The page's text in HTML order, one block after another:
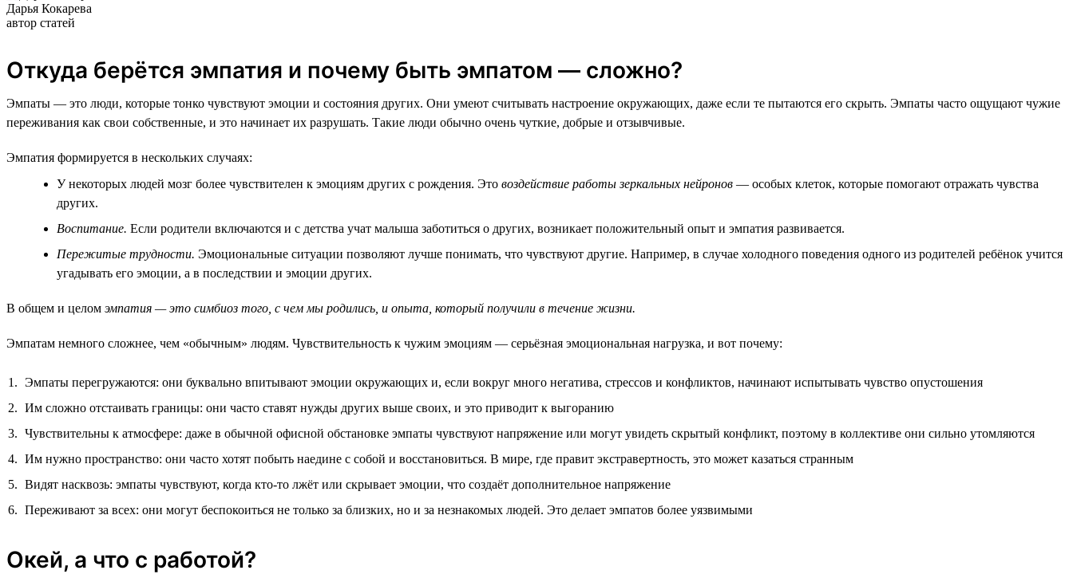
Дарья Кокарева
автор статей
Откуда берётся эмпатия и почему быть эмпатом — сложно?
Эмпаты — это люди, которые тонко чувствуют эмоции и состояния других. Они умеют считывать настроение окружающих, даже если те пытаются его скрыть. Эмпаты часто ощущают чужие
переживания как свои собственные, и это начинает их разрушать. Такие люди обычно очень чуткие, добрые и отзывчивые.
Эмпатия формируется в нескольких случаях:
У некоторых людей мозг более чувствителен к эмоциям других с рождения. Это воздействие работы зеркальных нейронов — особых клеток, которые помогают отражать чувства
других.
Воспитание. Если родители включаются и с детства учат малыша заботиться о других, возникает положительный опыт и эмпатия развивается.
Пережитые трудности. Эмоциональные ситуации позволяют лучше понимать, что чувствуют другие. Например, в случае холодного поведения одного из родителей ребёнок учится
угадывать его эмоции, а в последствии и эмоции других.
В общем и целом эмпатия — это симбиоз того, с чем мы родились, и опыта, который получили в течение жизни.
Эмпатам немного сложнее, чем «обычным» людям. Чувствительность к чужим эмоциям — серьёзная эмоциональная нагрузка, и вот почему:
Эмпаты перегружаются: они буквально впитывают эмоции окружающих и, если вокруг много негатива, стрессов и конфликтов, начинают испытывать чувство опустошения
Им сложно отстаивать границы: они часто ставят нужды других выше своих, и это приводит к выгоранию
Чувствительны к атмосфере: даже в обычной офисной обстановке эмпаты чувствуют напряжение или могут увидеть скрытый конфликт, поэтому в коллективе они сильно утомляются
Им нужно пространство: они часто хотят побыть наедине с собой и восстановиться. В мире, где правит экстравертность, это может казаться странным
Видят насквозь: эмпаты чувствуют, когда кто-то лжёт или скрывает эмоции, что создаёт дополнительное напряжение
Переживают за всех: они могут беспокоиться не только за близких, но и за незнакомых людей. Это делает эмпатов более уязвимыми
Окей, а что с работой?